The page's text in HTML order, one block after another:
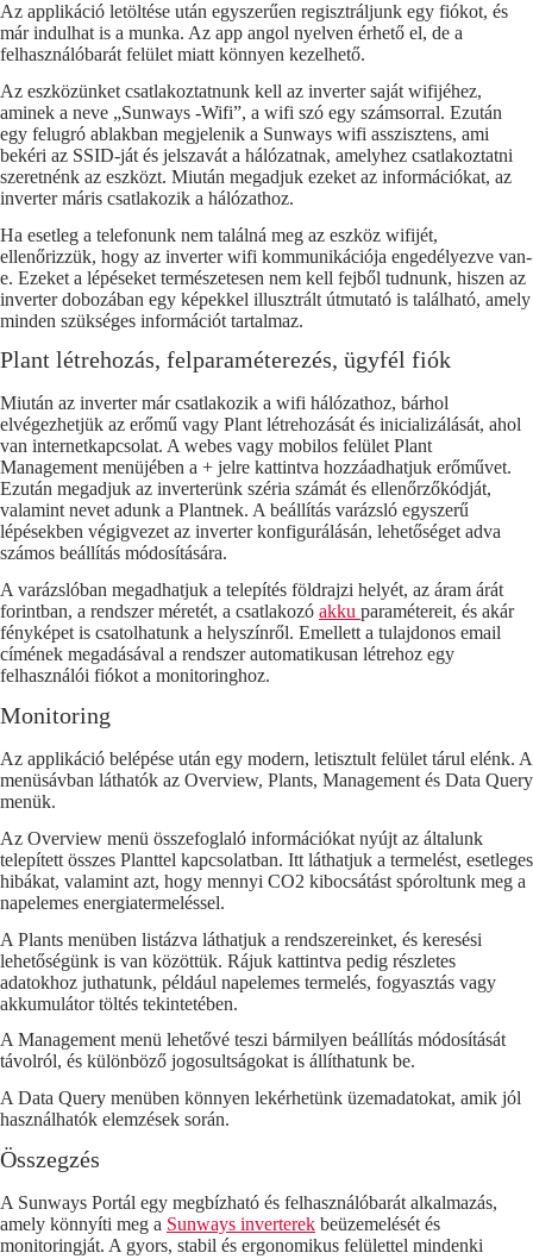
Az applikáció letöltése után egyszerűen regisztráljunk egy fiókot, és
már indulhat is a munka. Az app angol nyelven érhető el, de a
felhasználóbarát felület miatt könnyen kezelhető.
Az eszközünket csatlakoztatnunk kell az inverter saját wifijéhez,
aminek a neve „Sunways -Wifi”, a wifi szó egy számsorral. Ezután
egy felugró ablakban megjelenik a Sunways wifi asszisztens, ami
bekéri az SSID-ját és jelszavát a hálózatnak, amelyhez csatlakoztatni
szeretnénk az eszközt. Miután megadjuk ezeket az információkat, az
inverter máris csatlakozik a hálózathoz.
Ha esetleg a telefonunk nem találná meg az eszköz wifijét,
ellenőrizzük, hogy az inverter wifi kommunikációja engedélyezve van-
e. Ezeket a lépéseket természetesen nem kell fejből tudnunk, hiszen az
inverter dobozában egy képekkel illusztrált útmutató is található, amely
minden szükséges információt tartalmaz.
Plant létrehozás, felparaméterezés, ügyfél fiók
Miután az inverter már csatlakozik a wifi hálózathoz, bárhol
elvégezhetjük az erőmű vagy Plant létrehozását és inicializálását, ahol
van internetkapcsolat. A webes vagy mobilos felület Plant
Management menüjében a + jelre kattintva hozzáadhatjuk erőművet.
Ezután megadjuk az inverterünk széria számát és ellenőrzőkódját,
valamint nevet adunk a Plantnek. A beállítás varázsló egyszerű
lépésekben végigvezet az inverter konfigurálásán, lehetőséget adva
számos beállítás módosítására.
A varázslóban megadhatjuk a telepítés földrajzi helyét, az áram árát
forintban, a rendszer méretét, a csatlakozó akku paramétereit, és akár
fényképet is csatolhatunk a helyszínről. Emellett a tulajdonos email
címének megadásával a rendszer automatikusan létrehoz egy
felhasználói fiókot a monitoringhoz.
Monitoring
Az applikáció belépése után egy modern, letisztult felület tárul elénk. A
menüsávban láthatók az Overview, Plants, Management és Data Query
menük.
Az Overview menü összefoglaló információkat nyújt az általunk
telepített összes Planttel kapcsolatban. Itt láthatjuk a termelést, esetleges
hibákat, valamint azt, hogy mennyi CO2 kibocsátást spóroltunk meg a
napelemes energiatermeléssel.
A Plants menüben listázva láthatjuk a rendszereinket, és keresési
lehetőségünk is van közöttük. Rájuk kattintva pedig részletes
adatokhoz juthatunk, például napelemes termelés, fogyasztás vagy
akkumulátor töltés tekintetében.
A Management menü lehetővé teszi bármilyen beállítás módosítását
távolról, és különböző jogosultságokat is állíthatunk be.
A Data Query menüben könnyen lekérhetünk üzemadatokat, amik jól
használhatók elemzések során.
Összegzés
A Sunways Portál egy megbízható és felhasználóbarát alkalmazás,
amely könnyíti meg a Sunways inverterek beüzemelését és
monitoringját. A gyors, stabil és ergonomikus felülettel mindenki